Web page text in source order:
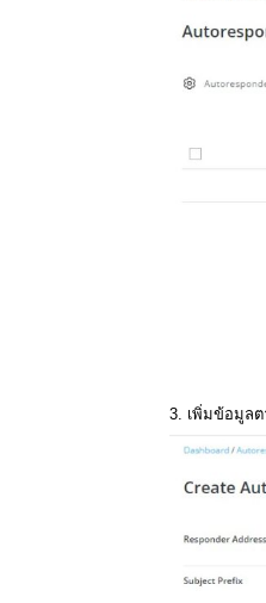
3. เพิ่มข้อมูลต